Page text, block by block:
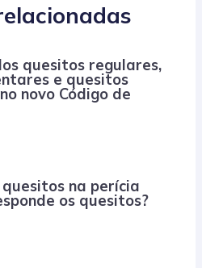
quesitos regulares,
e quesitos
novo Código de
na perícia
os quesitos?